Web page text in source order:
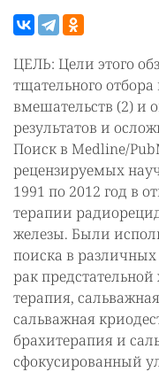
ЦЕЛЬ: Цели этого
тщательного
вмешательств (2) и
результатов и
Поиск в Medline/
рецензируемых
1991 по 2012 год в
терапии
железы. Были
поиска в
рак
терапия,
сальважная
брахитерапия и
сфокусированный